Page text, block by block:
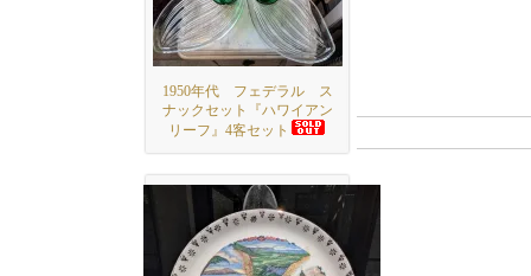
1950年代 フェデラル ス
ナックセット『ハワイアン
リーフ』4客セット